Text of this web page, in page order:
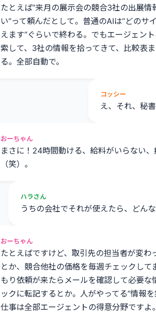
たとえば”来月の展示会の競合3社の出展情
い”って頼んだとして。普通のAIは”どのサ
えます”ぐらいで終わる。でもエージェン
索して、3社の情報を拾ってきて、比較表
る。全部自動で。
コッシー
え、それ、秘
おーちゃん
まさに！24時間動ける、給料がいらない
（笑）。
ハラさん
うちの会社でそれが使えたら、どん
おーちゃん
たとえばですけど、取引先の担当者が変わ
とか、競合他社の価格を毎週チェックして
もり依頼が来たらメールを確認して必要な
ックに転記するとか。人がやってる”情報
仕事は全部エージェントの得意分野ですよ。